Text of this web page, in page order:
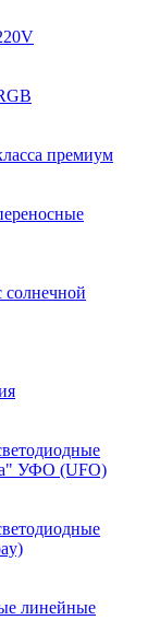
премиум
УФО (UFO)
линейные